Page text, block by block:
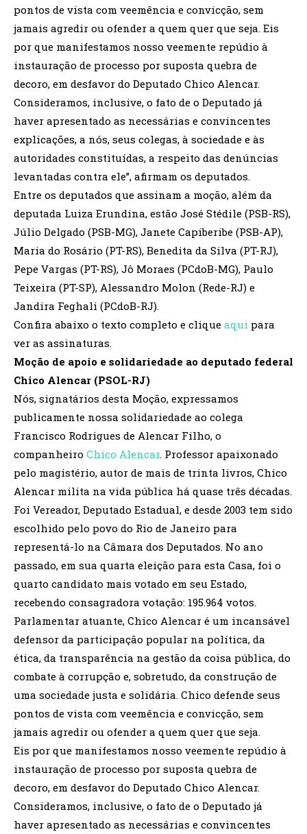
pontos de vista com veemência e convicção, sem
jamais agredir ou ofender a quem quer que seja. Eis
por que manifestamos nosso veemente repúdio à
instauração de processo por suposta quebra de
decoro, em desfavor do Deputado Chico Alencar.
Consideramos, inclusive, o fato de o Deputado já
haver apresentado as necessárias e convincentes
explicações, a nós, seus colegas, à sociedade e às
autoridades constituídas, a respeito das denúncias
levantadas contra ele”, afirmam os deputados.
Entre os deputados que assinam a moção, além da
deputada Luiza Erundina, estão José Stédile (PSB-RS),
Júlio Delgado (PSB-MG), Janete Capiberibe (PSB-AP),
Maria do Rosário (PT-RS), Benedita da Silva (PT-RJ),
Pepe Vargas (PT-RS), Jô Moraes (PCdoB-MG), Paulo
Teixeira (PT-SP), Alessandro Molon (Rede-RJ) e
Jandira Feghali (PCdoB-RJ).
Confira abaixo o texto completo e clique aqui para
ver as assinaturas.
Moção de apoio e solidariedade ao deputado federal
Chico Alencar (PSOL-RJ)
Nós, signatários desta Moção, expressamos
publicamente nossa solidariedade ao colega
Francisco Rodrigues de Alencar Filho, o
companheiro Chico Alencar. Professor apaixonado
pelo magistério, autor de mais de trinta livros, Chico
Alencar milita na vida pública há quase três décadas.
Foi Vereador, Deputado Estadual, e desde 2003 tem sido
escolhido pelo povo do Rio de Janeiro para
representá-lo na Câmara dos Deputados. No ano
passado, em sua quarta eleição para esta Casa, foi o
quarto candidato mais votado em seu Estado,
recebendo consagradora votação: 195.964 votos.
Parlamentar atuante, Chico Alencar é um incansável
defensor da participação popular na política, da
ética, da transparência na gestão da coisa pública, do
combate à corrupção e, sobretudo, da construção de
uma sociedade justa e solidária. Chico defende seus
pontos de vista com veemência e convicção, sem
jamais agredir ou ofender a quem quer que seja.
Eis por que manifestamos nosso veemente repúdio à
instauração de processo por suposta quebra de
decoro, em desfavor do Deputado Chico Alencar.
Consideramos, inclusive, o fato de o Deputado já
haver apresentado as necessárias e convincentes